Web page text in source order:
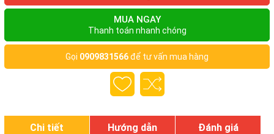
MUA NGAY
Thanh toán nhanh chóng
Gọi 0909831566để tư vấn mua hàng
Chi tiết Hướng dẫn Đánh giá